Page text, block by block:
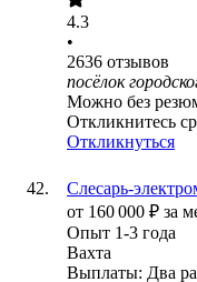
4.3
•
2636 отзывов
посёлок
Можно без
Откликнитесь
Откликнуться
Слесарь-
от 160 000 ₽ за
Опыт 1-3 года
Вахта
Выплаты: Два